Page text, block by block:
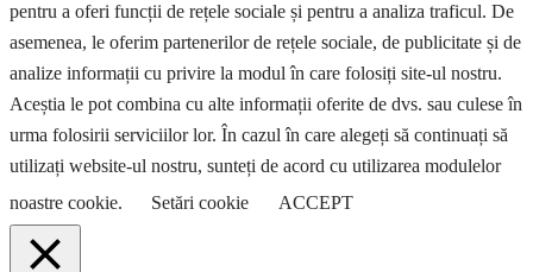
pentru a oferi funcții de rețele sociale și pentru a analiza traficul. De
asemenea, le oferim partenerilor de rețele sociale, de publicitate și de
analize informații cu privire la modul în care folosiți site-ul nostru.
Aceștia le pot combina cu alte informații oferite de dvs. sau culese în
urma folosirii serviciilor lor. În cazul în care alegeți să continuați să
utilizați website-ul nostru, sunteți de acord cu utilizarea modulelor
noastre cookie.
Setări cookie ACCEPT